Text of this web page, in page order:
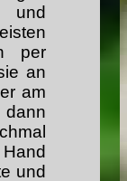
und
per
an
am
und